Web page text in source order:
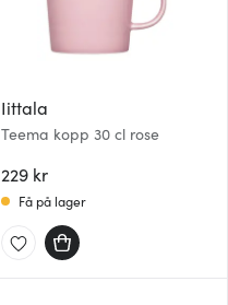
Iittala
Teema kopp 30 cl rose
229 kr
Få på lager